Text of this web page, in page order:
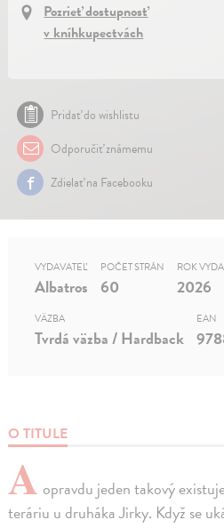
Pozrieť dostupnosť
v kníhkupectvách
Pridať do wishlistu
Odporučiť známemu
Zdielať na Facebooku
O TITULE
A opravdu jeden takový
teráriu u druháka Jirky. Když se
VYDAVATEĽ
Albatros
POČET STRÁN
60
ROK
2026
VÄZBA
Tvrdá väzba / Hardback
EAN